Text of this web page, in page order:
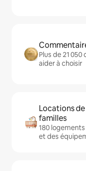
Plus de 21
aider à choisir
Locations
familles
180
et des